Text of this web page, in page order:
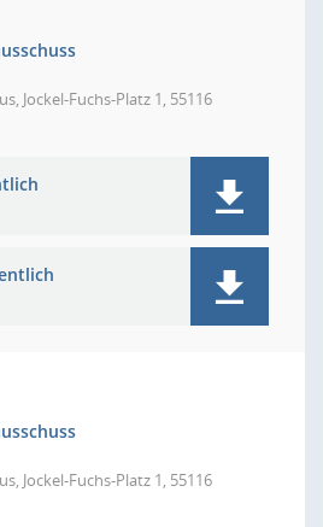
Jockel-Fuchs-Platz 1, 55116
Jockel-Fuchs-Platz 1, 55116